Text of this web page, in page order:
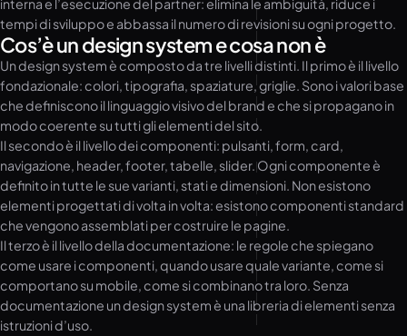
interna e l’esecuzione del partner: elimina le ambiguità, riduce i
tempi di sviluppo e abbassa il numero di revisioni su ogni progetto.
Cos’è un design system e cosa non è
Un design system è composto da tre livelli distinti. Il primo è il livello
fondazionale: colori, tipografia, spaziature, griglie. Sono i valori base
che definiscono il linguaggio visivo del brand e che si propagano in
modo coerente su tutti gli elementi del sito.
Il secondo è il livello dei componenti: pulsanti, form, card,
navigazione, header, footer, tabelle, slider. Ogni componente è
definito in tutte le sue varianti, stati e dimensioni. Non esistono
elementi progettati di volta in volta: esistono componenti standard
che vengono assemblati per costruire le pagine.
Il terzo è il livello della documentazione: le regole che spiegano
come usare i componenti, quando usare quale variante, come si
comportano su mobile, come si combinano tra loro. Senza
documentazione un design system è una libreria di elementi senza
istruzioni d’uso.